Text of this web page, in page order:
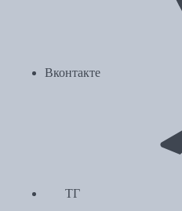
Вконтакте
ТГ